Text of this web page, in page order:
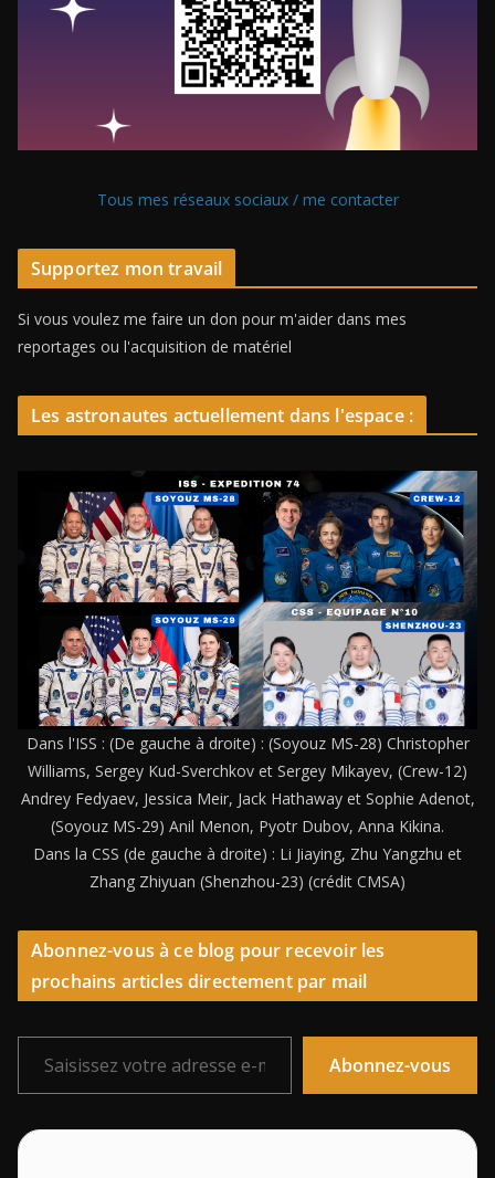
Tous mes réseaux sociaux / me contacter
Supportez mon travail
Si vous voulez me faire un don pour m'aider dans mes
reportages ou l'acquisition de matériel
Les astronautes actuellement dans l'espace :
Dans l'ISS : (De gauche à droite) : (Soyouz MS-28) Christopher
Williams, Sergey Kud-Sverchkov et Sergey Mikayev, (Crew-12)
Andrey Fedyaev, Jessica Meir, Jack Hathaway et Sophie Adenot,
(Soyouz MS-29) Anil Menon, Pyotr Dubov, Anna Kikina.
Dans la CSS (de gauche à droite) : Li Jiaying, Zhu Yangzhu et
Zhang Zhiyuan (Shenzhou-23) (crédit CMSA)
Abonnez-vous à ce blog pour recevoir les
prochains articles directement par mail
Saisissez votre adresse e-mail…
Abonnez-vous